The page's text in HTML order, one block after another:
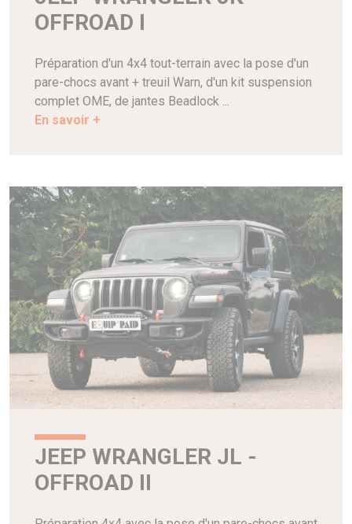
OFFROAD I
Préparation d'un 4x4 tout-terrain avec la pose d'un
pare-chocs avant + treuil Warn, d'un kit suspension
complet OME, de jantes Beadlock ...
En savoir +
JEEP WRANGLER JL -
OFFROAD II